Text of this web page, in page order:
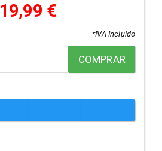
19,99 €
*IVA Incluido
COMPRAR